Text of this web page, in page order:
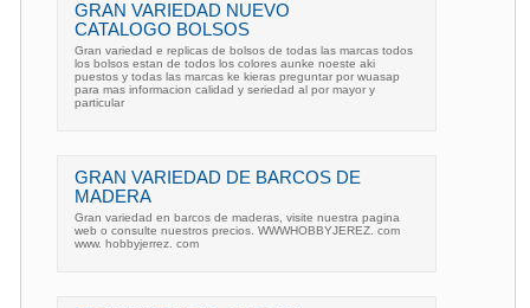
GRAN VARIEDAD NUEVO
CATALOGO BOLSOS
Gran variedad e replicas de bolsos de todas las marcas todos
los bolsos estan de todos los colores aunke noeste aki
puestos y todas las marcas ke kieras preguntar por wuasap
para mas informacion calidad y seriedad al por mayor y
particular
GRAN VARIEDAD DE BARCOS DE
MADERA
Gran variedad en barcos de maderas, visite nuestra pagina
web o consulte nuestros precios. WWWHOBBYJEREZ. com
www. hobbyjerrez. com